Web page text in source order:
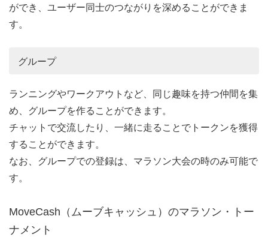
ができ、ユーザー同士のつながりを深めることができま
す。
グループ
ランニングやワークアウトなど、同じ趣味を持つ仲間を集
め、グループを作ることができます。
チャットで交流したり、一緒に走ることでトークンを獲得
することができます。
なお、グループでの登録は、マラソン大会の時のみ可能で
す。
MoveCash（ムーブキャッシュ）のマラソン・トー
ナメント